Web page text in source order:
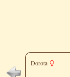
Dorota